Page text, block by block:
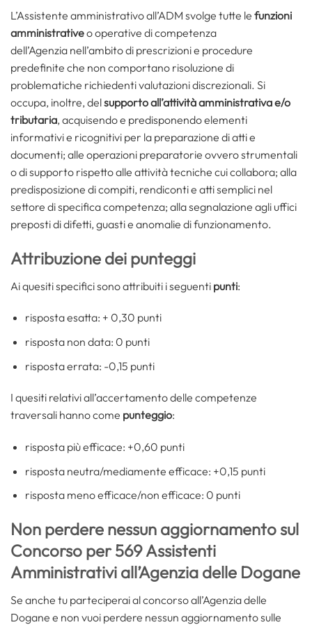
L’Assistente amministrativo all’ADM svolge tutte le funzioni
amministrativeo operative di competenza
dell’Agenzia nell’ambito di prescrizioni e procedure
predefinite che non comportano risoluzione di
problematiche richiedenti valutazioni discrezionali. Si
occupa, inoltre, delsupporto all’attività amministrativa e/o
tributaria, acquisendo e predisponendo elementi
informativi e ricognitivi per la preparazione di atti e
documenti; alle operazioni preparatorie ovvero strumentali
o di supporto rispetto alle attività tecniche cui collabora; alla
predisposizione di compiti, rendiconti e atti semplici nel
settore di specifica competenza; alla segnalazione agli uffici
preposti di difetti, guasti e anomalie di funzionamento.
Attribuzione dei punteggi
Ai quesiti specifici sono attribuiti i seguenti punti:
risposta esatta: + 0,30 punti
risposta non data: 0 punti
risposta errata: -0,15 punti
I quesiti relativi all’accertamento delle competenze
traversali hanno come punteggio:
risposta più efficace: +0,60 punti
risposta neutra/mediamente efficace: +0,15 punti
risposta meno efficace/non efficace: 0 punti
Non perdere nessun aggiornamento sul
Concorso per 569 Assistenti
Amministrativi all’Agenzia delle Dogane
Se anche tu parteciperai al concorso all’Agenzia delle
Dogane e non vuoi perdere nessun aggiornamento sulle